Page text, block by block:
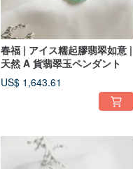
春福 | アイス糯起膠翡翠如意 |
天然 A 貨翡翠玉ペンダント
US$ 1,643.61